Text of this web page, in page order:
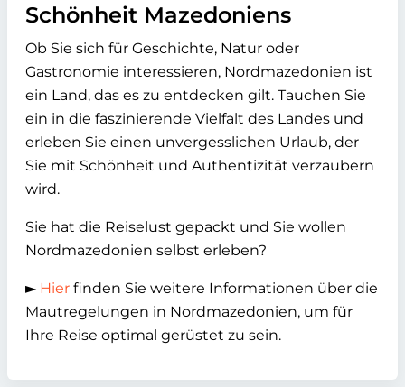
Schönheit Mazedoniens
Ob Sie sich für Geschichte, Natur oder
Gastronomie interessieren, Nordmazedonien ist
ein Land, das es zu entdecken gilt. Tauchen Sie
ein in die faszinierende Vielfalt des Landes und
erleben Sie einen unvergesslichen Urlaub, der
Sie mit Schönheit und Authentizität verzaubern
wird.
Sie hat die Reiselust gepackt und Sie wollen
Nordmazedonien selbst erleben?
► Hier finden Sie weitere Informationen über die
Mautregelungen in Nordmazedonien, um für
Ihre Reise optimal gerüstet zu sein.